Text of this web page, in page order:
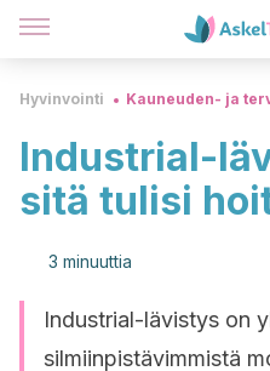
Hyvinvointi Kauneuden- ja
Industrial-
sitä tulisi
3 minuuttia
Industrial-lävistys on
silmiinpistävimmistä